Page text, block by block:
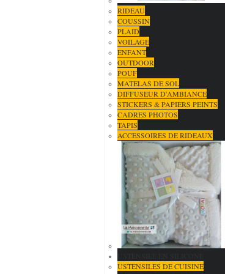
RIDEAU
COUSSIN
PLAID
VOILAGE
ENFANT
OUTDOOR
POUF
MATELAS DE SOL
DIFFUSEUR D'AMBIANCE
STICKERS & PAPIERS PEINTS
CADRES PHOTOS
TAPIS
ACCESSOIRES DE RIDEAUX
USTENSILES DE CUISINE